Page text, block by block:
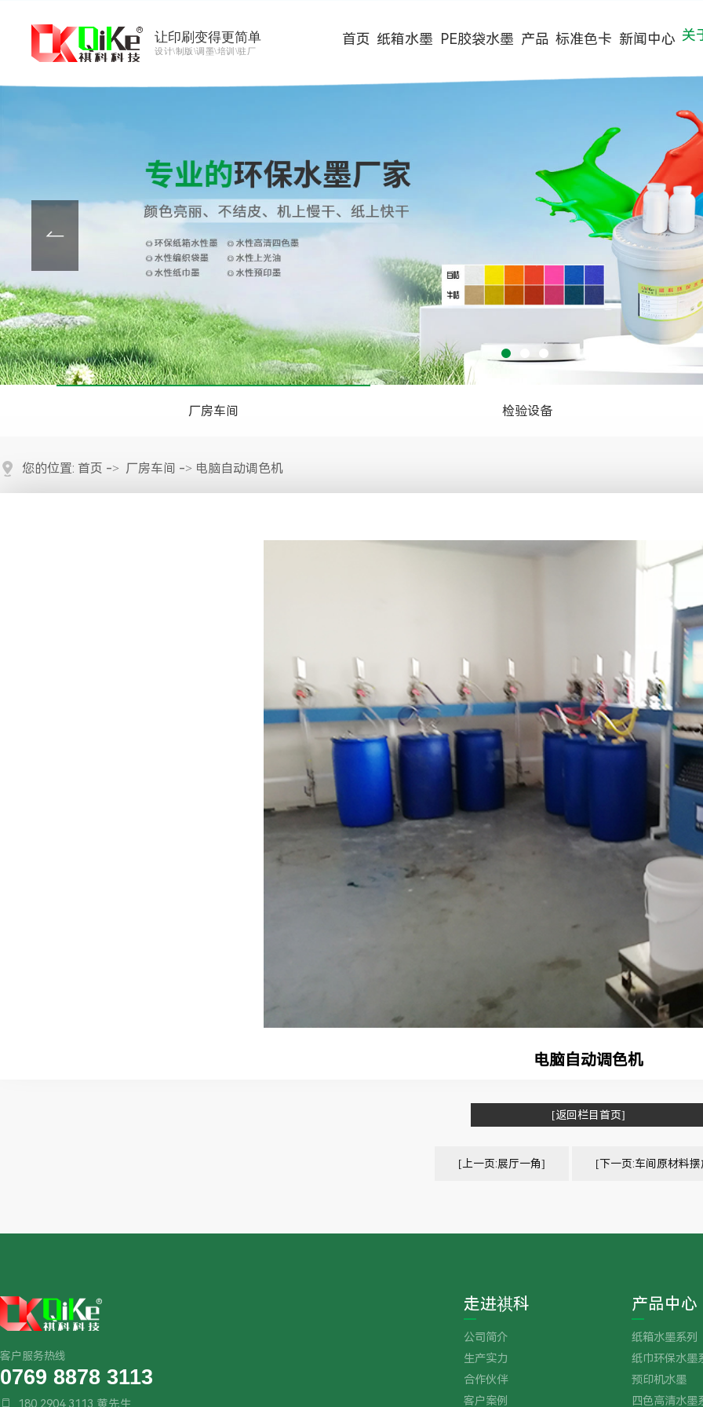
让印刷变得更简单
设计\制版\调墨\培训\驻厂
首页 纸箱水墨 PE胶袋水墨 产品
预印机水墨
四色高清水墨系列
无纺布水墨系列
装饰纸水墨系列
水性光油系列
编织袋水墨系列
设计印刷制版
标准色卡
常用国际色卡
新闻中心
常见问题
关
合作伙伴
客户案例
视频中心

厂房车间 检验设备
您的位置: 首页 -> 厂房车间 -> 电脑自动调色机
电脑自动调色机
[返回栏目首页]
[上一页:展厅一角] [下一页:车间原材料
客户服务热线
0769 8878 3113
 180 2904 3113 黄先生
走进祺科
公司简介
生产实力
合作伙伴
客户案例
产品中心
纸箱水墨系列
纸巾环保水墨
预印机水墨
四色高清水墨